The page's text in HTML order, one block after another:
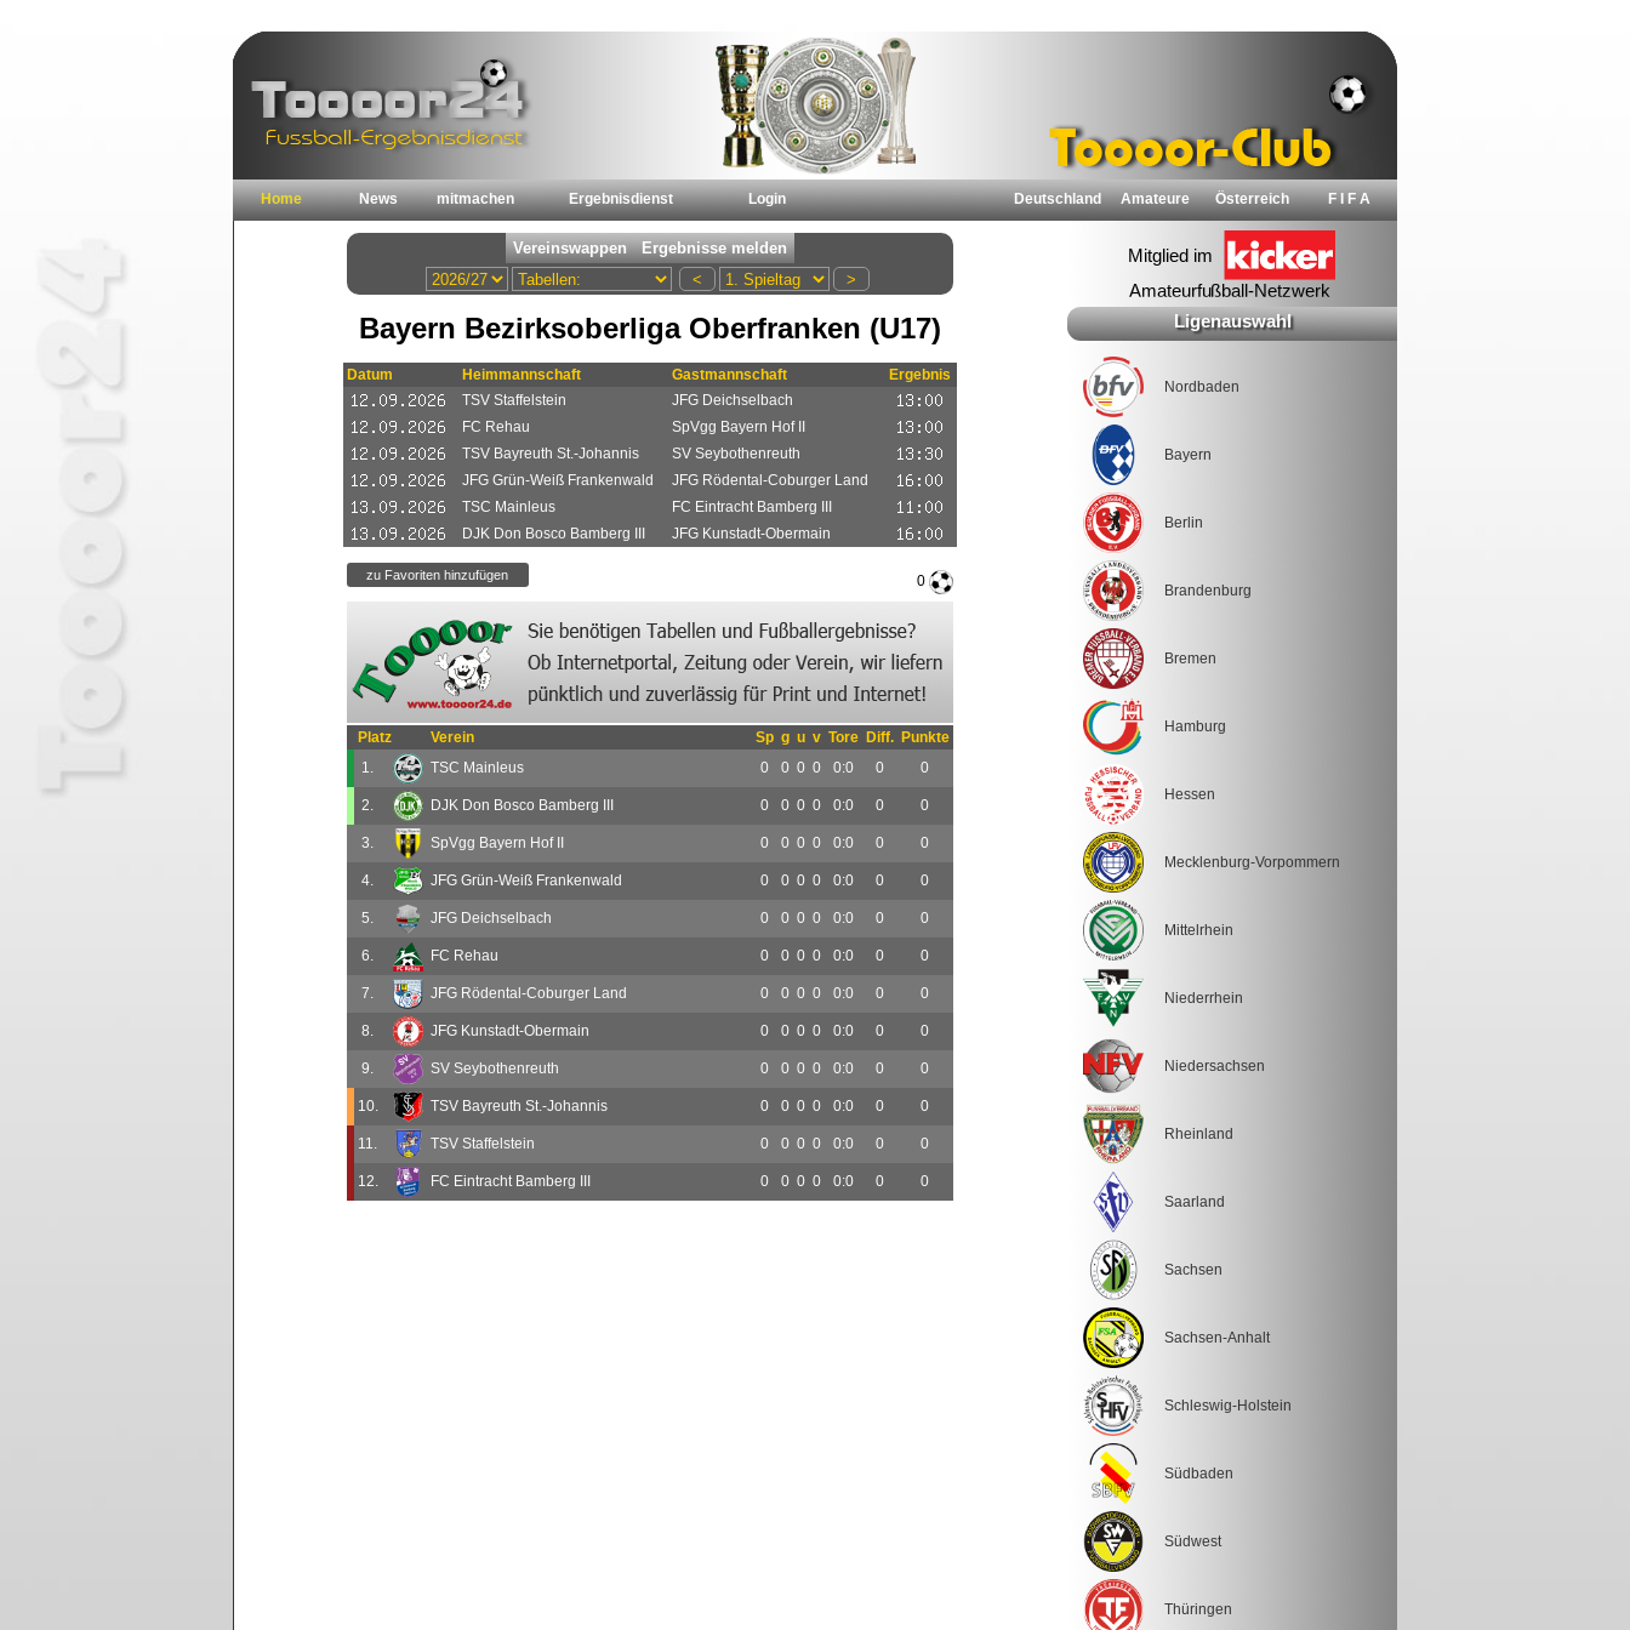
Home News mitmachen Ergebnisdienst Login Deutschland Amateure Österreich F I F A
Bayern Bezirksoberliga Oberfranken (U17)
Datum Heimmannschaft Gastmannschaft
Ergebnis
TSV Staffelstein
JFG Deichselbach
FC Rehau
SpVgg Bayern Hof II
TSV Bayreuth St.-Johannis
SV Seybothenreuth
JFG Grün-Weiß Frankenwald
JFG Rödental-Coburger Land
TSC Mainleus
FC Eintracht Bamberg III
DJK Don Bosco Bamberg III
JFG Kunstadt-Obermain
0
Platz Verein Sp g u v Tore Diff.
Punkte
1.
TSC Mainleus 0 0 0 0 0:0 0 0
2. DJK Don Bosco Bamberg III 0 0 0 0 0:0 0 0
3. SpVgg Bayern Hof II 0 0 0 0 0:0 0 0
4. JFG Grün-Weiß Frankenwald 0 0 0 0 0:0 0 0
5. JFG Deichselbach 0 0 0 0 0:0 0 0
6. FC Rehau 0 0 0 0 0:0 0 0
7. JFG Rödental-Coburger Land 0 0 0 0 0:0 0 0
8. JFG Kunstadt-Obermain 0 0 0 0 0:0 0 0
9. SV Seybothenreuth 0 0 0 0 0:0 0 0
10. TSV Bayreuth St.-Johannis 0 0 0 0 0:0 0 0
11. TSV Staffelstein 0 0 0 0 0:0 0 0
12. FC Eintracht Bamberg III 0 0 0 0 0:0 0 0
Ligenauswahl
Nordbaden
Bayern
Berlin
Brandenburg
Bremen
Hamburg
Hessen
Mecklenburg-Vorpommern
Mittelrhein
Niederrhein
Niedersachsen
Rheinland
Saarland
Sachsen
Sachsen-Anhalt
Schleswig-Holstein
Südbaden
Südwest
Thüringen